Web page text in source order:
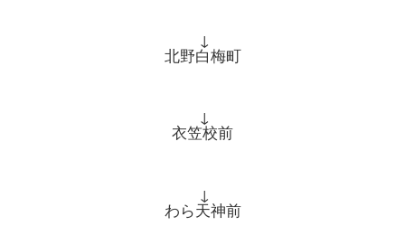
↓
北野白梅町
↓
衣笠校前
↓
わら天神前